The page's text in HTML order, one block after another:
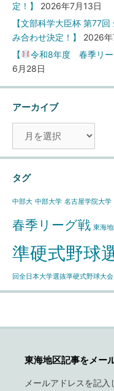
定！】
2026年7月13日
【文部科学大臣杯 第77
み合わせ決定！】
2026年
【
令和8年度 春季リー
6月28日
アーカイブ
カ
イ
ブ
タグ
中部大 中部大学 名古屋学院大学
春季リーグ戦 東海
準硬式野球
回全日本大学選抜準硬式野球大会
東海地区記事をメー
メールアドレスを記